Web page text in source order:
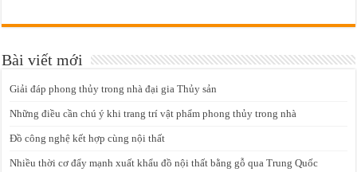
Bài viết mới
Giải đáp phong thủy trong nhà đại gia Thủy sản
Những điều cần chú ý khi trang trí vật phẩm phong thủy trong nhà
Đồ công nghệ kết hợp cùng nội thất
Nhiều thời cơ đẩy mạnh xuất khẩu đồ nội thất bằng gỗ qua Trung Quốc